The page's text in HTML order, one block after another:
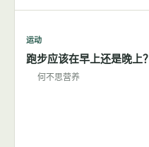
运动
跑步应该在早上还是晚上？
何不思营养